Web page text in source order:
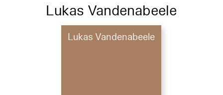
Lukas Vandenabeele
Lukas Vandenabeele